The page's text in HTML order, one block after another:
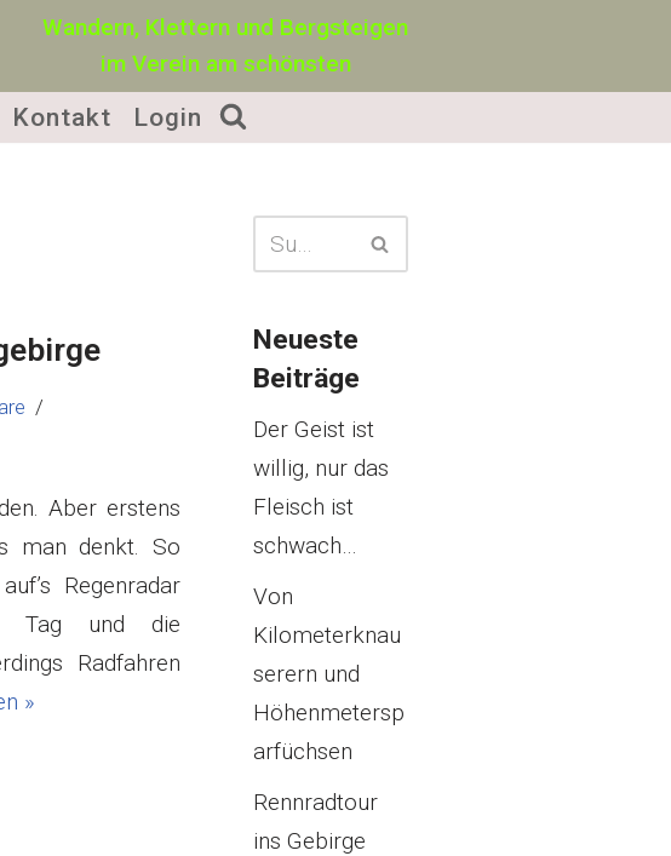
Wandern, Klettern und Bergsteigen
im Verein am schönsten
Kontakt Login
Aber erstens
man denkt. So
Regenradar
Tag und die
Radfahren
»
Neueste
Beiträge
Der Geist ist
willig, nur das
Fleisch ist
schwach…
Von
Kilometerknau
serern und
Höhenmetersp
arfüchsen
Rennradtour
ins Gebirge